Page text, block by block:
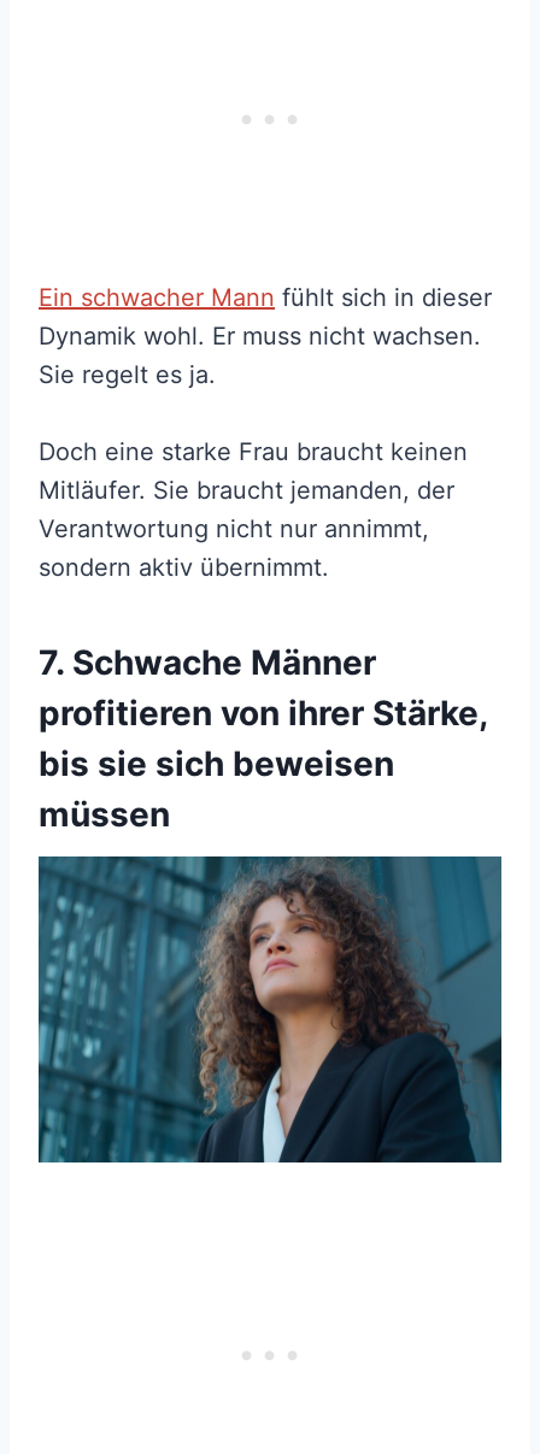
Ein schwacher Mann fühlt sich in dieser
Dynamik wohl. Er muss nicht wachsen.
Sie regelt es ja.
Doch eine starke Frau braucht keinen
Mitläufer. Sie braucht jemanden, der
Verantwortung nicht nur annimmt,
sondern aktiv übernimmt.
7. Schwache Männer
profitieren von ihrer Stärke,
bis sie sich beweisen
müssen